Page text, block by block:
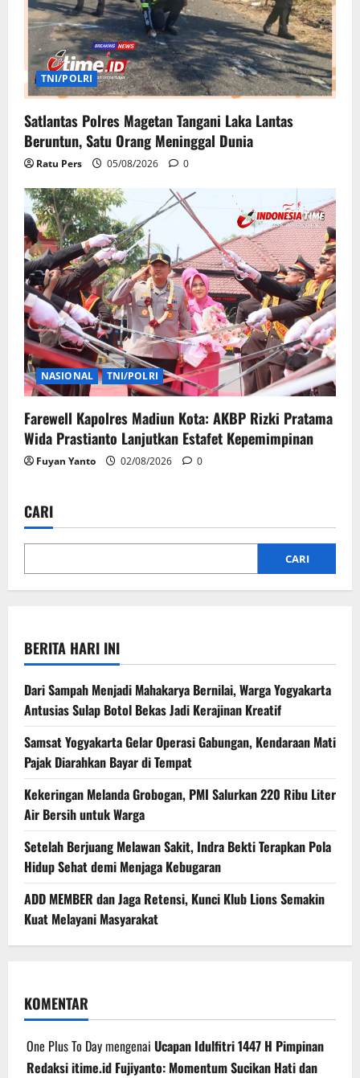
TNI/POLRI
Satlantas Polres Magetan Tangani Laka Lantas
Beruntun, Satu Orang Meninggal Dunia
Ratu Pers 05/08/2026 0
NASIONAL TNI/POLRI
Farewell Kapolres Madiun Kota: AKBP Rizki Pratama
Wida Prastianto Lanjutkan Estafet Kepemimpinan
Fuyan Yanto 02/08/2026 0
CARI
CARI
BERITA HARI INI
Dari Sampah Menjadi Mahakarya Bernilai, Warga Yogyakarta
Antusias Sulap Botol Bekas Jadi Kerajinan Kreatif
Samsat Yogyakarta Gelar Operasi Gabungan, Kendaraan Mati
Pajak Diarahkan Bayar di Tempat
Kekeringan Melanda Grobogan, PMI Salurkan 220 Ribu Liter
Air Bersih untuk Warga
Setelah Berjuang Melawan Sakit, Indra Bekti Terapkan Pola
Hidup Sehat demi Menjaga Kebugaran
ADD MEMBER dan Jaga Retensi, Kunci Klub Lions Semakin
Kuat Melayani Masyarakat
KOMENTAR
One Plus To Daymengenai Ucapan Idulfitri 1447 H Pimpinan
Redaksi itime.id Fujiyanto: Momentum Sucikan Hati dan